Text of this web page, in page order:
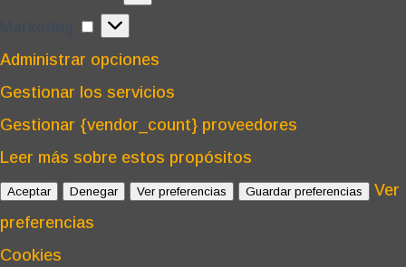
Marketing
Administrar opciones
Gestionar los servicios
Gestionar {vendor_count} proveedores
Leer más sobre estos propósitos
Aceptar Denegar Ver preferencias Guardar preferencias
Ver
preferencias
Cookies